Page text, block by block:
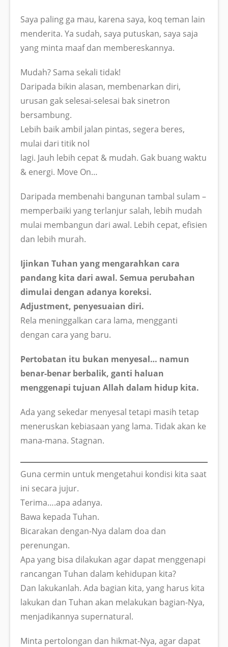
Saya paling ga mau, karena saya, koq teman lain
menderita. Ya sudah, saya putuskan, saya saja
yang minta maaf dan membereskannya.
Mudah? Sama sekali tidak!
Daripada bikin alasan, membenarkan diri,
urusan gak selesai-selesai bak sinetron
bersambung.
Lebih baik ambil jalan pintas, segera beres,
mulai dari titik nol
lagi. Jauh lebih cepat & mudah. Gak buang waktu
& energi. Move On…
Daripada membenahi bangunan tambal sulam –
memperbaiki yang terlanjur salah, lebih mudah
mulai membangun dari awal. Lebih cepat, efisien
dan lebih murah.
Ijinkan Tuhan yang mengarahkan cara
pandang kita dari awal. Semua perubahan
dimulai dengan adanya koreksi.
Adjustment, penyesuaian diri.
Rela meninggalkan cara lama, mengganti
dengan cara yang baru.
Pertobatan itu bukan menyesal… namun
benar-benar berbalik, ganti haluan
menggenapi tujuan Allah dalam hidup kita.
Ada yang sekedar menyesal tetapi masih tetap
meneruskan kebiasaan yang lama. Tidak akan ke
mana-mana. Stagnan.
Guna cermin untuk mengetahui kondisi kita saat
ini secara jujur.
Terima….apa adanya.
Bawa kepada Tuhan.
Bicarakan dengan-Nya dalam doa dan
perenungan.
Apa yang bisa dilakukan agar dapat menggenapi
rancangan Tuhan dalam kehidupan kita?
Dan lakukanlah. Ada bagian kita, yang harus kita
lakukan dan Tuhan akan melakukan bagian-Nya,
menjadikannya supernatural.
Minta pertolongan dan hikmat-Nya, agar dapat